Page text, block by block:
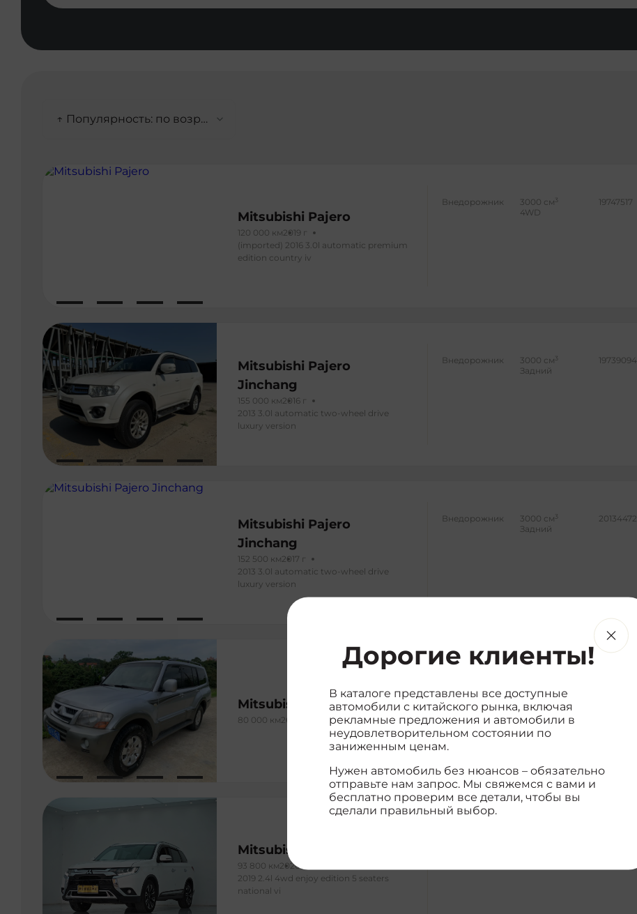
↑ Популярность: по возрастанию
Mitsubishi Pajero
120 000 км2019 г
(imported) 2016 3.0l automatic premium
edition country iv
Внедорожник 3000 см 3
4WD
19747517
Mitsubishi Pajero
Jinchang
155 000 км2016 г
2013 3.0l automatic two-wheel drive
luxury version
Внедорожник 3000 см 3
Задний
19739094
Mitsubishi Pajero
Jinchang
152 500 км2017 г
2013 3.0l automatic two-wheel drive
luxury version
Внедорожник 3000 см 3
Задний
20134472
Mitsubishi Pajero
80 000 км2013 г 2011 v73 3.0l at gls
Mitsubishi Outlander
93 800 км2020 г
2019 2.4l 4wd enjoy edition 5 seaters
national vi
Дорогие клиенты!
В каталоге представлены все доступные
автомобили с китайского рынка, включая
рекламные предложения и автомобили в
неудовлетворительном состоянии по
заниженным ценам.
Нужен автомобиль без нюансов – обязательно
отправьте нам запрос. Мы свяжемся с вами и
бесплатно проверим все детали, чтобы вы
сделали правильный выбор.